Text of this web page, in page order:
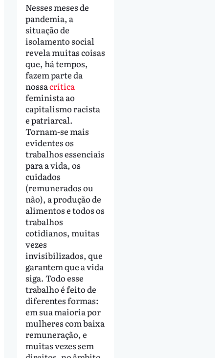
Nesses meses de
pandemia, a
situação de
isolamento social
revela muitas coisas
que, há tempos,
fazem parte da
nossacrítica
feminista ao
capitalismo racista
e patriarcal.
Tornam-se mais
evidentes os
trabalhos essenciais
para a vida, os
cuidados
(remunerados ou
não), a produção de
alimentos e todos os
trabalhos
cotidianos, muitas
vezes
invisibilizados, que
garantem que a vida
siga. Todo esse
trabalho é feito de
diferentes formas:
em sua maioria por
mulheres com baixa
remuneração, e
muitas vezes sem